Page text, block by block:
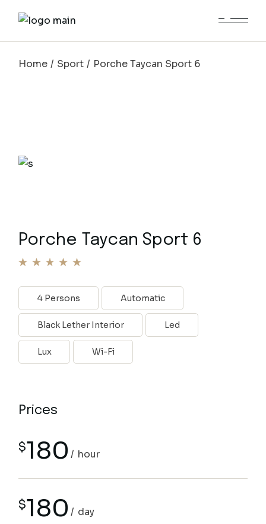
Home Sport Porche Taycan Sport 6
Porche Taycan Sport 6
4 Persons Automatic
Black Lether Interior Led
Lux Wi-Fi
Prices
$180 hour
$180 day